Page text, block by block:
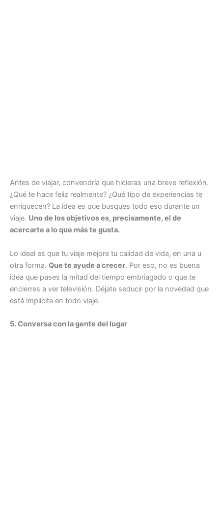
Antes de viajar, convendría que hicieras una breve reflexión.
¿Qué te hace feliz realmente? ¿Qué tipo de experiencias te
enriquecen? La idea es que busques todo eso durante un
viaje. Uno de los objetivos es, precisamente, el de
acercarte a lo que más te gusta.
Lo ideal es que tu viaje mejore tu calidad de vida, en una u
otra forma. Que te ayude a crecer. Por eso, no es buena
idea que pases la mitad del tiempo embriagado o que te
encierres a ver televisión. Déjate seducir por la novedad que
está implícita en todo viaje.
5. Conversa con la gente del lugar